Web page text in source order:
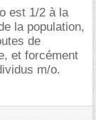
est 1/2 à la
la population,
de
et forcément
m/o.